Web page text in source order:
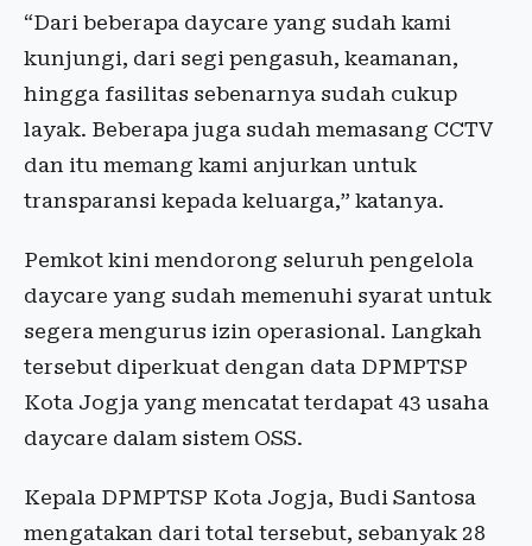
“Dari beberapa daycare yang sudah kami
kunjungi, dari segi pengasuh, keamanan,
hingga fasilitas sebenarnya sudah cukup
layak. Beberapa juga sudah memasang CCTV
dan itu memang kami anjurkan untuk
transparansi kepada keluarga,” katanya.
Pemkot kini mendorong seluruh pengelola
daycare yang sudah memenuhi syarat untuk
segera mengurus izin operasional. Langkah
tersebut diperkuat dengan data DPMPTSP
Kota Jogja yang mencatat terdapat 43 usaha
daycare dalam sistem OSS.
Kepala DPMPTSP Kota Jogja, Budi Santosa
mengatakan dari total tersebut, sebanyak 28